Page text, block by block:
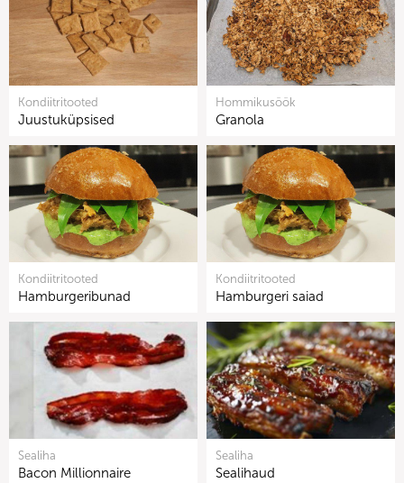
Kondiitritooted
Juustuküpsised
Hommikusöök
Granola
Kondiitritooted
Hamburgeribunad
Kondiitritooted
Hamburgeri saiad
Sealiha
Bacon Millionnaire
Sealiha
Sealihaud